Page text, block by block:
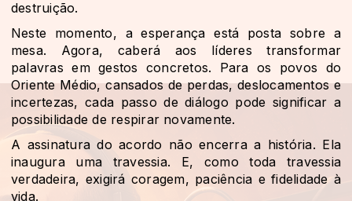
destruição.
Neste momento, a esperança está posta sobre a
mesa. Agora, caberá aos líderes transformar
palavras em gestos concretos. Para os povos do
Oriente Médio, cansados de perdas, deslocamentos e
incertezas, cada passo de diálogo pode significar a
possibilidade de respirar novamente.
A assinatura do acordo não encerra a história. Ela
inaugura uma travessia. E, como toda travessia
verdadeira, exigirá coragem, paciência e fidelidade à
vida.